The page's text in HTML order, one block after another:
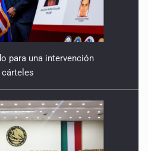
para una intervención